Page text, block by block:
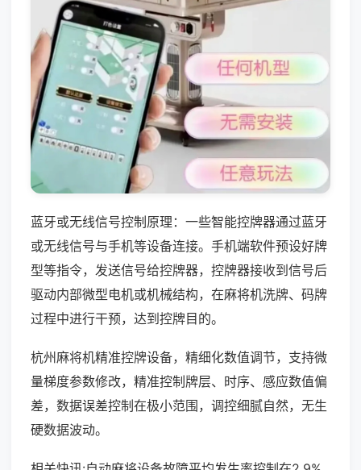
蓝牙或无线信号控制原理：一些智能控牌器通过蓝牙
或无线信号与手机等设备连接。手机端软件预设好牌
型等指令，发送信号给控牌器，控牌器接收到信号后
驱动内部微型电机或机械结构，在麻将机洗牌、码牌
过程中进行干预，达到控牌目的。
杭州麻将机精准控牌设备，精细化数值调节，支持微
量梯度参数修改，精准控制牌层、时序、感应数值偏
差，数据误差控制在极小范围，调控细腻自然，无生
硬数据波动。